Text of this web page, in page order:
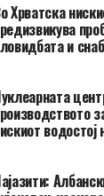
Хрватска
и
водостој